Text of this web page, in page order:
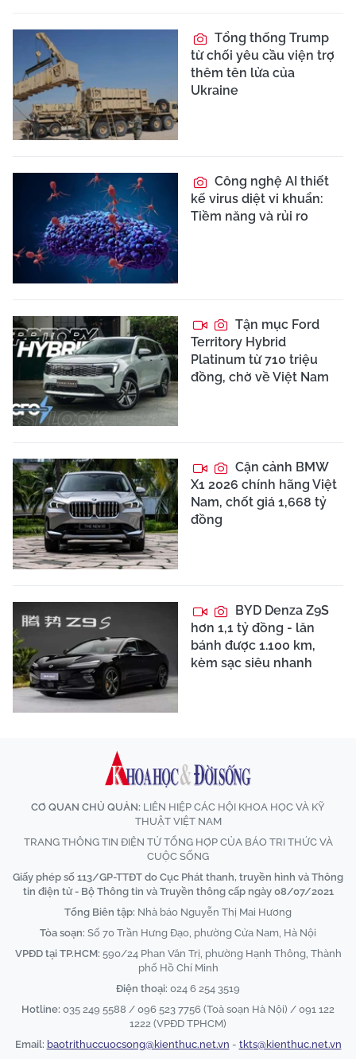
Tổng thống Trump
từ chối yêu cầu viện trợ
thêm tên lửa của
Ukraine
Công nghệ AI thiết
kế virus diệt vi khuẩn:
Tiềm năng và rủi ro
Tận mục Ford
Territory Hybrid
Platinum từ 710 triệu
đồng, chờ về Việt Nam
Cận cảnh BMW
X1 2026 chính hãng Việt
Nam, chốt giá 1,668 tỷ
đồng
BYD Denza Z9S
hơn 1,1 tỷ đồng - lăn
bánh được 1.100 km,
kèm sạc siêu nhanh
CƠ QUAN CHỦ QUẢN: LIÊN HIỆP CÁC HỘI KHOA HỌC VÀ KỸ
THUẬT VIỆT NAM
TRANG THÔNG TIN ĐIỆN TỬ TỔNG HỢP CỦA BÁO TRI THỨC VÀ
CUỘC SỐNG
Giấy phép số 113/GP-TTĐT do Cục Phát thanh, truyền hình và Thông
tin điện tử - Bộ Thông tin và Truyền thông cấp ngày 08/07/2021
Tổng Biên tập: Nhà báo Nguyễn Thị Mai Hương
Tòa soạn: Số 70 Trần Hưng Đạo, phường Cửa Nam, Hà Nội
VPĐD tại TP.HCM: 590/24 Phan Văn Trị, phường Hạnh Thông, Thành
phố Hồ Chí Minh
Điện thoại: 024 6 254 3519
Hotline: 035 249 5588 / 096 523 7756 (Toà soạn Hà Nội) / 091 122
1222 (VPĐD TPHCM)
Email: baotrithuccuocsong@kienthuc.net.vn - tkts@kienthuc.net.vn